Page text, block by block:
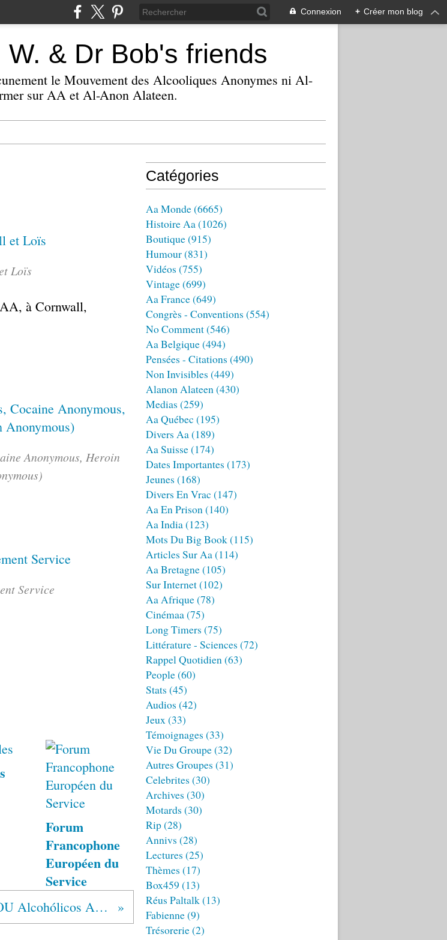
Connexion + Créer mon blog
& Dr Bob's friends
le Mouvement des Alcooliques Anonymes ni Al-
sur AA et Al-Anon Alateen.
Loïs
à Cornwall,
Anonymous, Heroin
Service
Forum
Francophone
Européen du
Service
PEROU Alcohólicos Anónimos®
Catégories
Aa Monde(6665)
Histoire Aa(1026)
Boutique(915)
Humour(831)
Vidéos (755)
Vintage(699)
Aa France(649)
Congrès - Conventions (554)
No Comment(546)
Aa Belgique(494)
Pensées - Citations (490)
Non Invisibles (449)
Alanon Alateen(430)
Medias (259)
Aa Québec (195)
Divers Aa(189)
Aa Suisse(174)
Dates Importantes (173)
Jeunes (168)
Divers En Vrac (147)
Aa En Prison(140)
Aa India(123)
Mots Du Big Book(115)
Articles Sur Aa(114)
Aa Bretagne(105)
Sur Internet(102)
Aa Afrique(78)
Cinémaa(75)
Long Timers (75)
Littérature - Sciences (72)
Rappel Quotidien(63)
People(60)
Stats (45)
Audios (42)
Jeux(33)
Témoignages (33)
Vie Du Groupe(32)
Autres Groupes (31)
Celebrites (30)
Archives (30)
Motards (30)
Rip(28)
Annivs (28)
Lectures (25)
Thèmes (17)
Box459 (13)
Réus Paltalk(13)
Fabienne(9)
Trésorerie(2)